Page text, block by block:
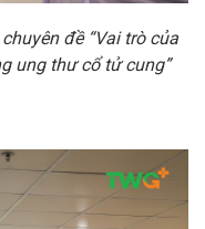
đề “Vai trò của
ung thư cổ tử cung”